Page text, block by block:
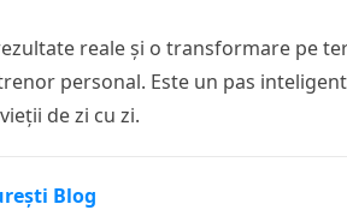
reale și o transformare pe
personal. Este un pas
de zi cu zi.
Blog